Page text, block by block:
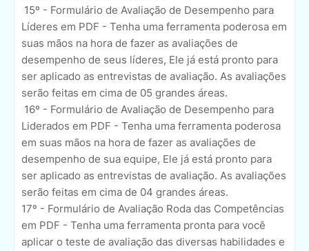
15º - Formulário de Avaliação de Desempenho para
Líderes em PDF - Tenha uma ferramenta poderosa em
suas mãos na hora de fazer as avaliações de
desempenho de seus líderes, Ele já está pronto para
ser aplicado as entrevistas de avaliação. As avaliações
serão feitas em cima de 05 grandes áreas.
16º - Formulário de Avaliação de Desempenho para
Liderados em PDF - Tenha uma ferramenta poderosa
em suas mãos na hora de fazer as avaliações de
desempenho de sua equipe, Ele já está pronto para
ser aplicado as entrevistas de avaliação. As avaliações
serão feitas em cima de 04 grandes áreas.
17º - Formulário de Avaliação Roda das Competências
em PDF - Tenha uma ferramenta pronta para você
aplicar o teste de avaliação das diversas habilidades e